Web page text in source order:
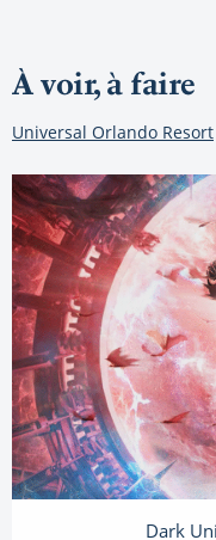
À voir, à faire
Universal Orlando Resort
Dark